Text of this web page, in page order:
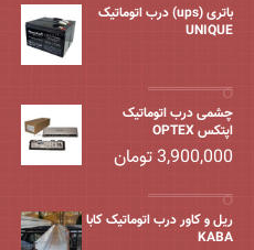
باتری (ups) درب اتوماتیک
UNIQUE
چشمی درب اتوماتیک
اپتکس OPTEX
3,900,000تومان
ریل و کاور درب اتوماتیک کابا
KABA